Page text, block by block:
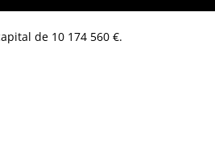
de 10 174 560 €.